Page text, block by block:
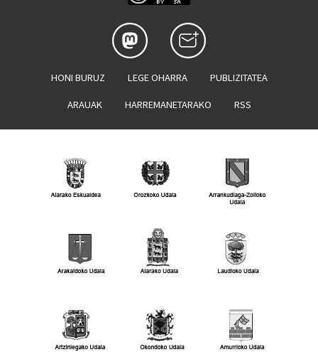
HONI BURUZ LEGE OHARRA PUBLIZITATEA
ARAUAK HARREMANETARAKO RSS